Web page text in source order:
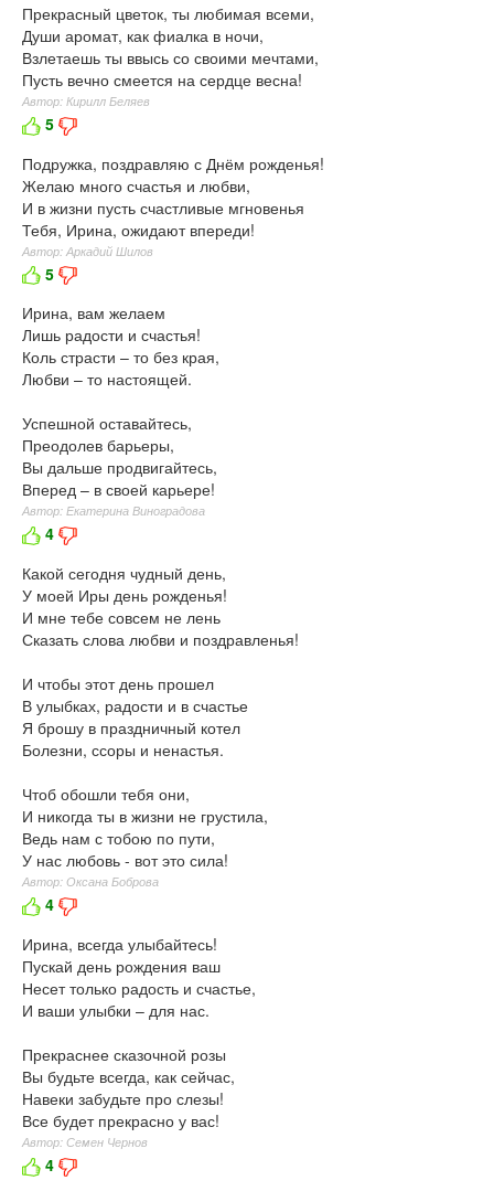
Прекрасный цветок, ты любимая всеми,
Души аромат, как фиалка в ночи,
Взлетаешь ты ввысь со своими мечтами,
Пусть вечно смеется на сердце весна!
Автор: Кирилл Беляев
5
Подружка, поздравляю с Днём рожденья!
Желаю много счастья и любви,
И в жизни пусть счастливые мгновенья
Тебя, Ирина, ожидают впереди!
Автор: Аркадий Шилов
5
Ирина, вам желаем
Лишь радости и счастья!
Коль страсти – то без края,
Любви – то настоящей.
Успешной оставайтесь,
Преодолев барьеры,
Вы дальше продвигайтесь,
Вперед – в своей карьере!
Автор: Екатерина Виноградова
4
Какой сегодня чудный день,
У моей Иры день рожденья!
И мне тебе совсем не лень
Сказать слова любви и поздравленья!
И чтобы этот день прошел
В улыбках, радости и в счастье
Я брошу в праздничный котел
Болезни, ссоры и ненастья.
Чтоб обошли тебя они,
И никогда ты в жизни не грустила,
Ведь нам с тобою по пути,
У нас любовь - вот это сила!
Автор: Оксана Боброва
4
Ирина, всегда улыбайтесь!
Пускай день рождения ваш
Несет только радость и счастье,
И ваши улыбки – для нас.
Прекраснее сказочной розы
Вы будьте всегда, как сейчас,
Навеки забудьте про слезы!
Все будет прекрасно у вас!
Автор: Семен Чернов
4